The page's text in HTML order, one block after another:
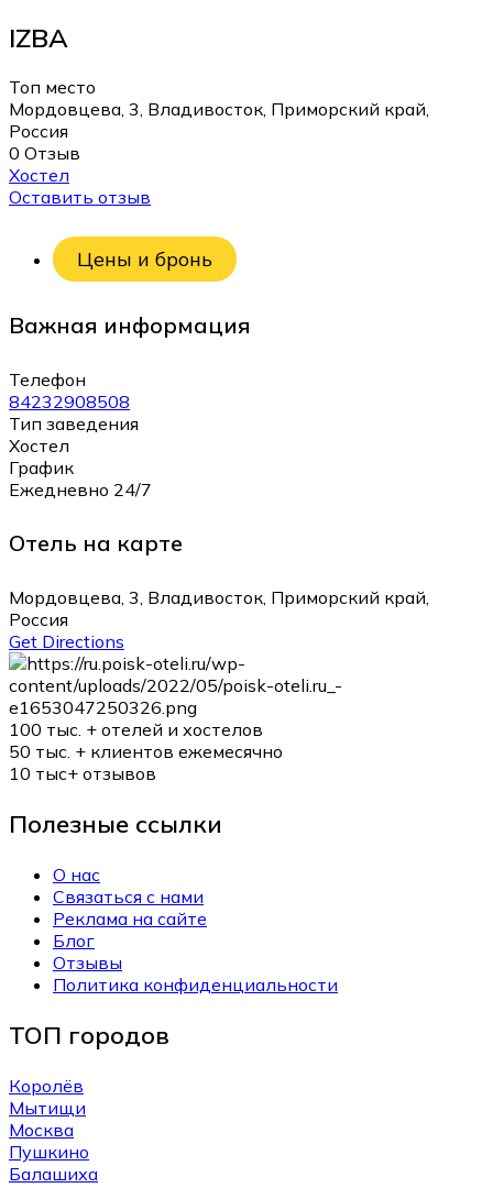
IZBA
Топ место
Мордовцева, 3, Владивосток, Приморский край,
Россия
0 Отзыв
Хостел
Оставить отзыв
Цены и бронь
Важная информация
Телефон
84232908508
Тип заведения
Хостел
График
Ежедневно 24/7
Отель на карте
Мордовцева, 3, Владивосток, Приморский край,
Россия
Get Directions
100 тыс. + отелей и хостелов
50 тыс. + клиентов ежемесячно
10 тыс+ отзывов
Полезные ссылки
О нас
Связаться с нами
Реклама на сайте
Блог
Отзывы
Политика конфиденциальности
ТОП городов
Королёв
Мытищи
Москва
Пушкино
Балашиха